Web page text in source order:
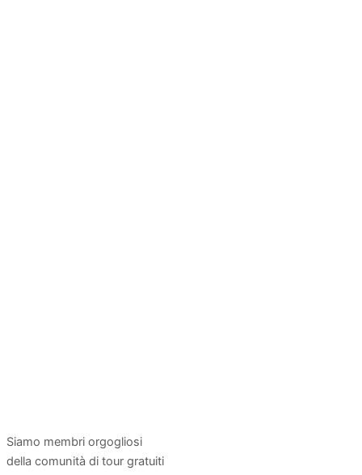
Siamo membri orgogliosi
della comunità di tour gratuiti